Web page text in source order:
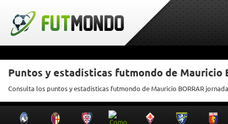
Puntos y estadísticas futmondo de Mauricio
Consulta los puntos y estadísticas futmondo de Mauricio BORRAR